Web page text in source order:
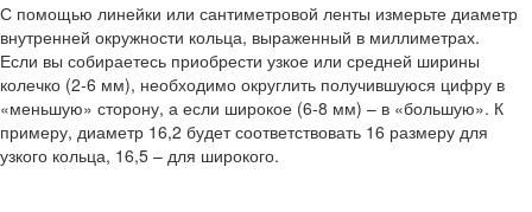
С помощью линейки или сантиметровой ленты измерьте диаметр
внутренней окружности кольца, выраженный в миллиметрах.
Если вы собираетесь приобрести узкое или средней ширины
колечко (2-6 мм), необходимо округлить получившуюся цифру в
«меньшую» сторону, а если широкое (6-8 мм) – в «большую». К
примеру, диаметр 16,2 будет соответствовать 16 размеру для
узкого кольца, 16,5 – для широкого.